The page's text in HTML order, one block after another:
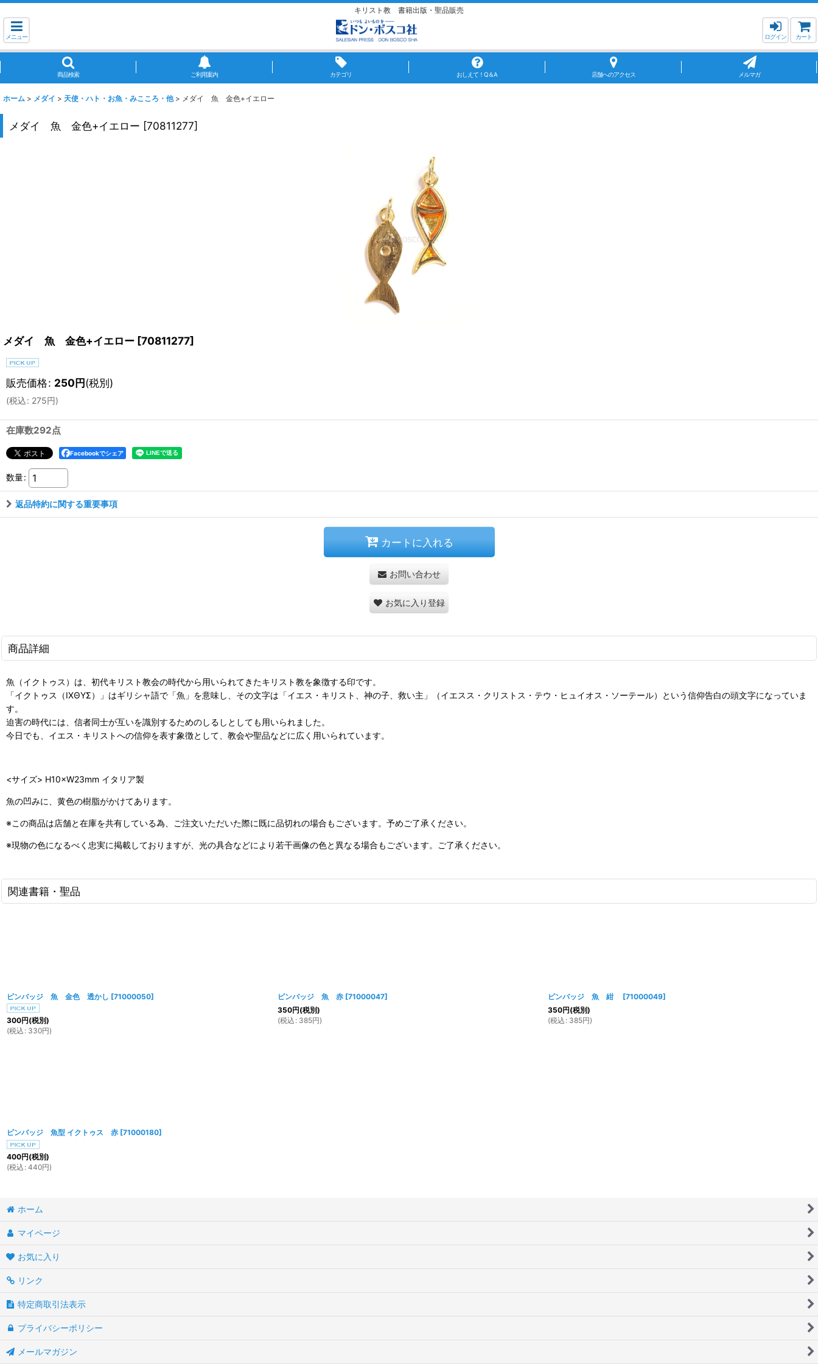
キリスト教 書籍出版・聖品販売
メニュー ログイン カート
商品検索 ご利用案内 カテゴリ おしえて！Q＆A 店舗へのアクセス メルマガ
ホーム > メダイ > 天使・ハト・お魚・みこころ・他 > メダイ 魚 金色+イエロー
メダイ 魚 金色+イエロー [70811277]
メダイ 魚 金色+イエロー [70811277]
販売価格: 250円(税別)
(税込: 275円)
在庫数292点
Facebookでシェア
数量:
返品特約に関する重要事項
カートに入れる
お問い合わせ
お気に入り登録
商品詳細
魚（イクトゥス）は、初代キリスト教会の時代から用いられてきたキリスト教を象徴する印です。
「イクトゥス（ΙΧΘΥΣ）」はギリシャ語で「魚」を意味し、その文字は「イエス・キリスト、神の子、救い主」（イエスス・クリストス・テウ・ヒュイオス・ソーテール）という信仰告白の頭文字になっていま
す。
迫害の時代には、信者同士が互いを識別するためのしるしとしても用いられました。
今日でも、イエス・キリストへの信仰を表す象徴として、教会や聖品などに広く用いられています。
<サイズ> H10×W23mm イタリア製
魚の凹みに、黄色の樹脂がかけてあります。
※この商品は店舗と在庫を共有している為、ご注文いただいた際に既に品切れの場合もございます。予めご了承ください。
※現物の色になるべく忠実に掲載しておりますが、光の具合などにより若干画像の色と異なる場合もございます。ご了承ください。
関連書籍・聖品
ピンバッジ 魚 金色 透かし [71000050]
300円(税別)
(税込 : 330円)
ピンバッジ 魚 赤 [71000047]
350円(税別)
(税込 : 385円)
ピンバッジ 魚 紺 [71000049]
350円(税別)
(税込 : 385円)
ピンバッジ 魚型 イクトゥス 赤 [71000180]
400円(税別)
(税込 : 440円)
ホーム
マイページ
お気に入り
リンク
特定商取引法表示
プライバシーポリシー
メールマガジン